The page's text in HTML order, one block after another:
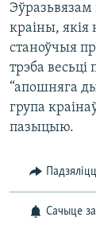
Эўразьвязам
краіны, якія
станоўчыя
трэба
“апошняга
група
пазыцыю.
Сачыце